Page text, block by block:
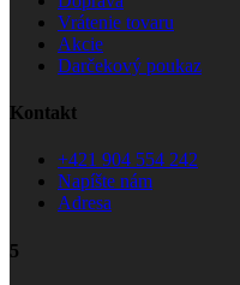
Vrátenie tovaru
Akcie
Darčekový poukaz
Kontakt
+421 904 554 242
Napíšte nám
Adresa
5